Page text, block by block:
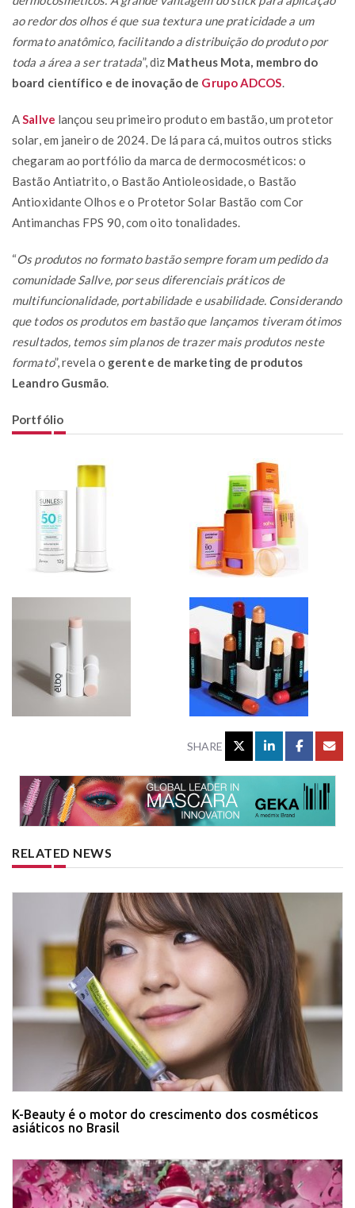
ao redor dos olhos é que sua textura une praticidade a um
formato anatômico, facilitando a distribuição do produto por
toda a área a ser tratada”, diz Matheus Mota, membro do
board científico e de inovação de Grupo ADCOS
A Sallve lançou seu primeiro produto em bastão, um protetor
solar, em janeiro de 2024. De lá para cá, muitos outros sticks
chegaram ao portfólio da marca de dermocosméticos: o
Bastão Antiatrito, o Bastão Antioleosidade, o Bastão
Antioxidante Olhos e o Protetor Solar Bastão com Cor
Antimanchas FPS 90, com oito tonalidades.
“Os produtos no formato bastão sempre foram um pedido da
comunidade Sallve, por seus diferenciais práticos de
multifuncionalidade, portabilidade e usabilidade. Considerando
que todos os produtos em bastão que lançamos tiveram ótimos
resultados, temos sim planos de trazer mais produtos neste
formato”, revela o gerente de marketing de produtos
Leandro Gusmão
Portfólio
SHARE
RELATED NEWS
K-Beauty é o motor do crescimento dos cosméticos
asiáticos no Brasil